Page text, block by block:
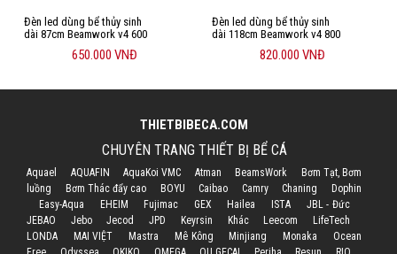
Đèn led dùng bể thủy sinh
dài 87cm Beamwork v4 600
650.000 VNĐ
Đèn led dùng bể thủy sinh
dài 118cm Beamwork v4 800
820.000 VNĐ
THIETBIBECA.COM
CHUYÊN TRANG THIẾT BỊ BỂ CÁ
Aquael AQUAFIN AquaKoi VMC Atman BeamsWork
Bơm Tạt, Bơm
luồng
Bơm Thác đẩy cao BOYU Caibao Camry Chaning
Dophin
Easy-Aqua
EHEIM Fujimac GEX Hailea ISTA
JBL - Đức
JEBAO
Jebo Jecod JPD Keyrsin Khác Leecom
LifeTech
LONDA
MAI VIỆT Mastra Mê Kông Minjiang Monaka
Ocean